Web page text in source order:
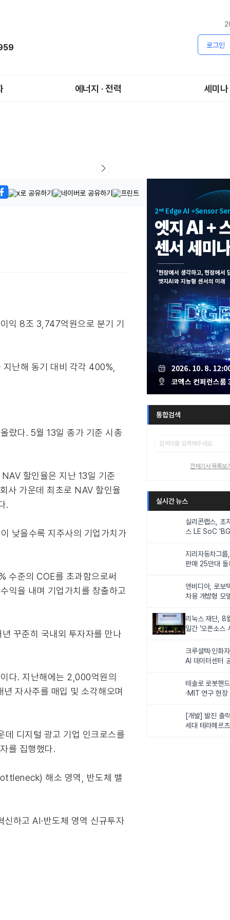
로그인
에너지 · 전력 세미나
익 8조 3,747억원으로 분기 기
난해 동기 대비 각각 400%,
랐다. 5월 13일 종가 기준 시총
할인율은 지난 13일 기준
사 가운데 최초로 NAV 할인율
.
낮을수록 지주사의 기업가치가
수준의 COE를 초과함으로써
익을 내며 기업가치를 창출하고
꾸준히 국내외 투자자를 만나
다. 지난해에는 2,000억원의
자사주를 매입 및 소각해오며
디지털 광고 기업 인크로스를
를 집행했다.
해소 영역, 반도체 밸
하고 AI·반도체 영역 신규투자
통합검색
전체기사 목록보
실시간 뉴스
실리콘랩스, 초
스 LE SoC
지리자동차그
판매 25만대 돌
엔비디아, 로보
차용 개방형 모
리눅스 재단, 8
일간 ‘오픈소스
크루셜텍·인화
AI 데이터센터
테솔로 로봇핸
·MIT 연구 현
화
[개발] 발진 출
세대 테라헤르